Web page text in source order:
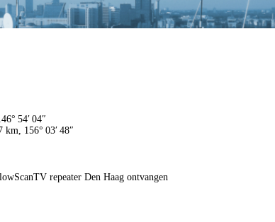
54′ 04″
156° 03′ 48″
repeater Den Haag ontvangen